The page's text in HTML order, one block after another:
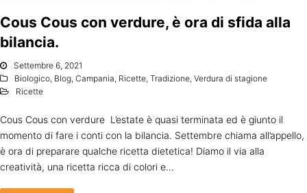
Cous Cous con verdure, è ora di sfida alla
bilancia.
Settembre 6, 2021
Biologico, Blog, Campania, Ricette, Tradizione, Verdura di stagione
Ricette
Cous Cous con verdure L’estate è quasi terminata ed è giunto il
momento di fare i conti con la bilancia. Settembre chiama all’appello,
è ora di preparare qualche ricetta dietetica! Diamo il via alla
creatività, una ricetta ricca di colori e…